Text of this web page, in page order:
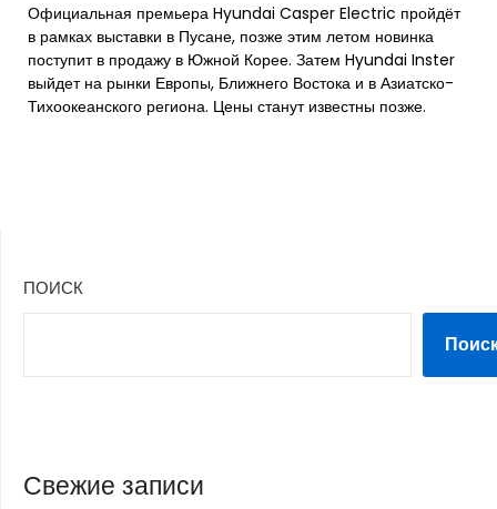
Официальная премьера Hyundai Casper Electric пройдёт
в рамках выставки в Пусане, позже этим летом новинка
поступит в продажу в Южной Корее. Затем Hyundai Inster
выйдет на рынки Европы, Ближнего Востока и в Азиатско-
Тихоокеанского региона. Цены станут известны позже.
ПОИСК
Свежие записи